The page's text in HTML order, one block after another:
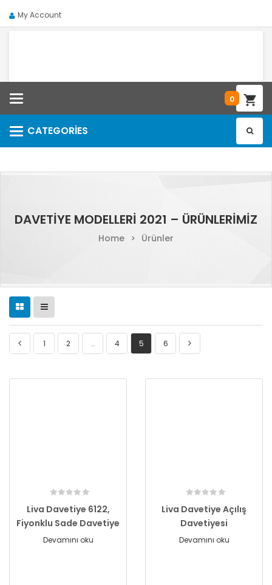
My Account
0
CATEGORIES
Categories
DAVETIYE MODELLERI 2021 – ÜRÜNLERIMIZ
Home > Ürünler
1 2 … 4 5 6
Liva Davetiye 6122,
Fiyonklu Sade Davetiye
Devamını oku
Liva Davetiye Açılış
Davetiyesi
Devamını oku